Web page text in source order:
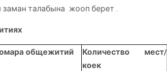
талабына жооп берет .
общежитий
Количество мест/
коек